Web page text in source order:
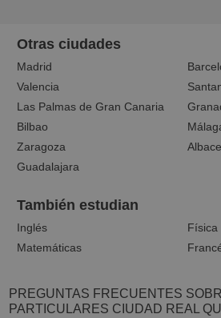
Otras ciudades
Madrid
Valencia
Las Palmas de Gran Canaria
Bilbao
Zaragoza
Guadalajara
También estudian
Inglés
Física
Matemáticas
PREGUNTAS FRECUENTES
PARTICULARES CIUDAD REAL